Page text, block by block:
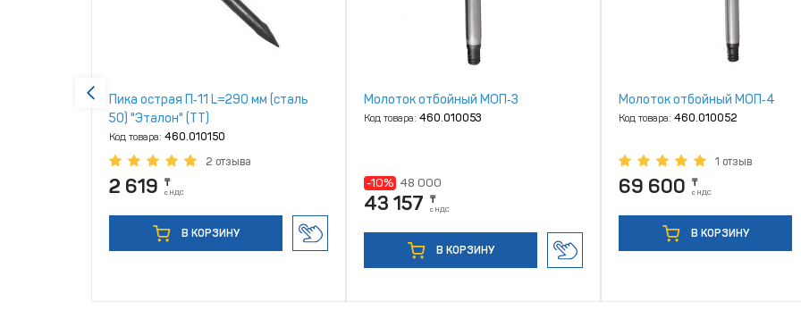
Пика острая П‑11 L=290 мм (сталь
50) "Эталон" (ТТ)
Код товара: 460.010150
2 отзыва
2 619 ₸
с НДС
В КОРЗИНУ
Молоток отбойный МОП‑3
Код товара: 460.010053
-10% 48 000
43 157 ₸
с НДС
В КОРЗИНУ
Молоток отбойный МОП‑4
Код товара: 460.010052
1 отзыв
69 600 ₸
с НДС
В КОРЗИНУ